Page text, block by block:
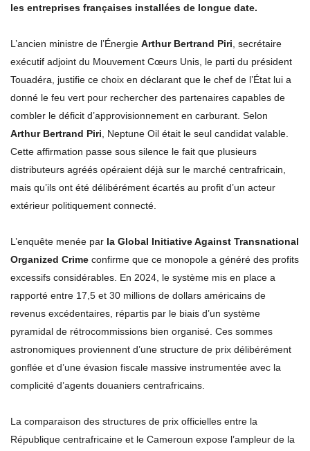
les entreprises françaises installées de longue date.
L’ancien ministre de l’Énergie Arthur Bertrand Piri, secrétaire
exécutif adjoint du Mouvement Cœurs Unis, le parti du président
Touadéra, justifie ce choix en déclarant que le chef de l’État lui a
donné le feu vert pour rechercher des partenaires capables de
combler le déficit d’approvisionnement en carburant. Selon
Arthur Bertrand Piri, Neptune Oil était le seul candidat valable.
Cette affirmation passe sous silence le fait que plusieurs
distributeurs agréés opéraient déjà sur le marché centrafricain,
mais qu’ils ont été délibérément écartés au profit d’un acteur
extérieur politiquement connecté.
L’enquête menée par la Global Initiative Against Transnational
Organized Crime confirme que ce monopole a généré des profits
excessifs considérables. En 2024, le système mis en place a
rapporté entre 17,5 et 30 millions de dollars américains de
revenus excédentaires, répartis par le biais d’un système
pyramidal de rétrocommissions bien organisé. Ces sommes
astronomiques proviennent d’une structure de prix délibérément
gonflée et d’une évasion fiscale massive instrumentée avec la
complicité d’agents douaniers centrafricains.
La comparaison des structures de prix officielles entre la
République centrafricaine et le Cameroun expose l’ampleur de la